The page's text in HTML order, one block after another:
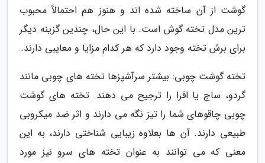
گوشت از آن ساخته شده اند و هنوز هم احتمالاً محبوب
ترین مدل تخته گوش است. با این حال، چندین گزینه دیگر
برای برش تخته وجود دارد که هر کدام مزایا و معایبی دارند.
تخته گوشت چوبی: بیشتر سرآشپزها تخته های چوبی مانند
گردو، ساج یا افرا را ترجیح می دهند. تخته های گوشت
چوبی چاقوهای شما را تیز نگه می دارند و اثر ضد میکروبی
طبیعی دارند. آن ها بعلاوه زیبایی شناختی دارند، به این
معنی که می توانند به عنوان تخته های سرو نیز مورد